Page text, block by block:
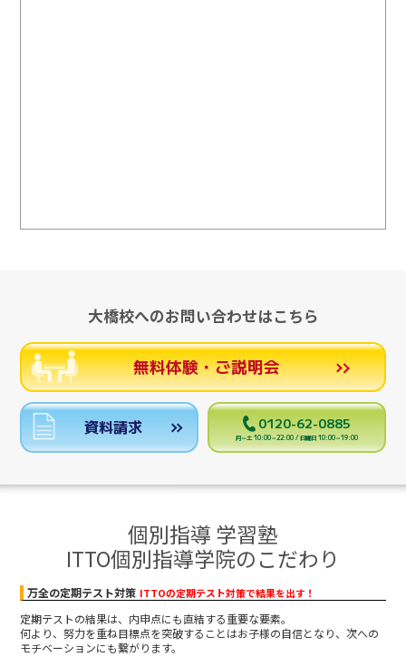
大橋校へのお問い合わせはこちら
無料体験・ご説明会
資料請求 0120-62-0885
月～土 10:00～22:00 / 日曜日 10:00～19:00
個別指導 学習塾
ITTO個別指導学院のこだわり
万全の定期テスト対策 ITTOの定期テスト対策で結果を出す！
定期テストの結果は、内申点にも直結する重要な要素。
何より、努力を重ね目標点を突破することはお子様の自信となり、次への
モチベーションにも繋がります。